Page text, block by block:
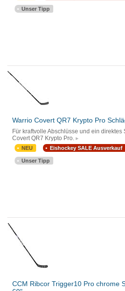
Unser Tipp
Warrio Covert QR7 Krypto Pro
Für kraftvolle Abschlüsse und ein
Covert QR7 Krypto Pro.
NEU Eishockey SALE Ausverkauf
Unser Tipp
CCM Ribcor Trigger10 Pro chrome